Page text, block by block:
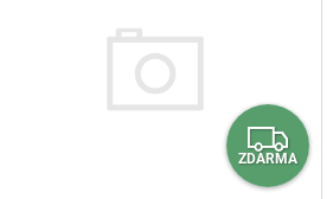
Z
D
ZDARMA